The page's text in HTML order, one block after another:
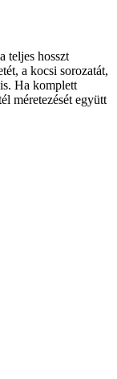
teljes hosszt
a kocsi sorozatát,
Ha komplett
méretezését együtt